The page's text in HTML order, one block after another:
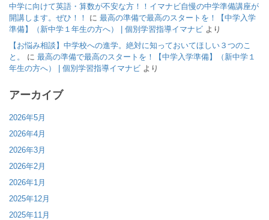
中学に向けて英語・算数が不安な方！！イマナビ自慢の中学準備講座が
開講します。ぜひ！！
に 最高の準備で最高のスタートを！【中学入学
準備】（新中学１年生の方へ） | 個別学習指導イマナビ より
【お悩み相談】中学校への進学。絶対に知っておいてほしい３つのこ
と。
に 最高の準備で最高のスタートを！【中学入学準備】（新中学１
年生の方へ） | 個別学習指導イマナビ より
アーカイブ
2026年5月
2026年4月
2026年3月
2026年2月
2026年1月
2025年12月
2025年11月